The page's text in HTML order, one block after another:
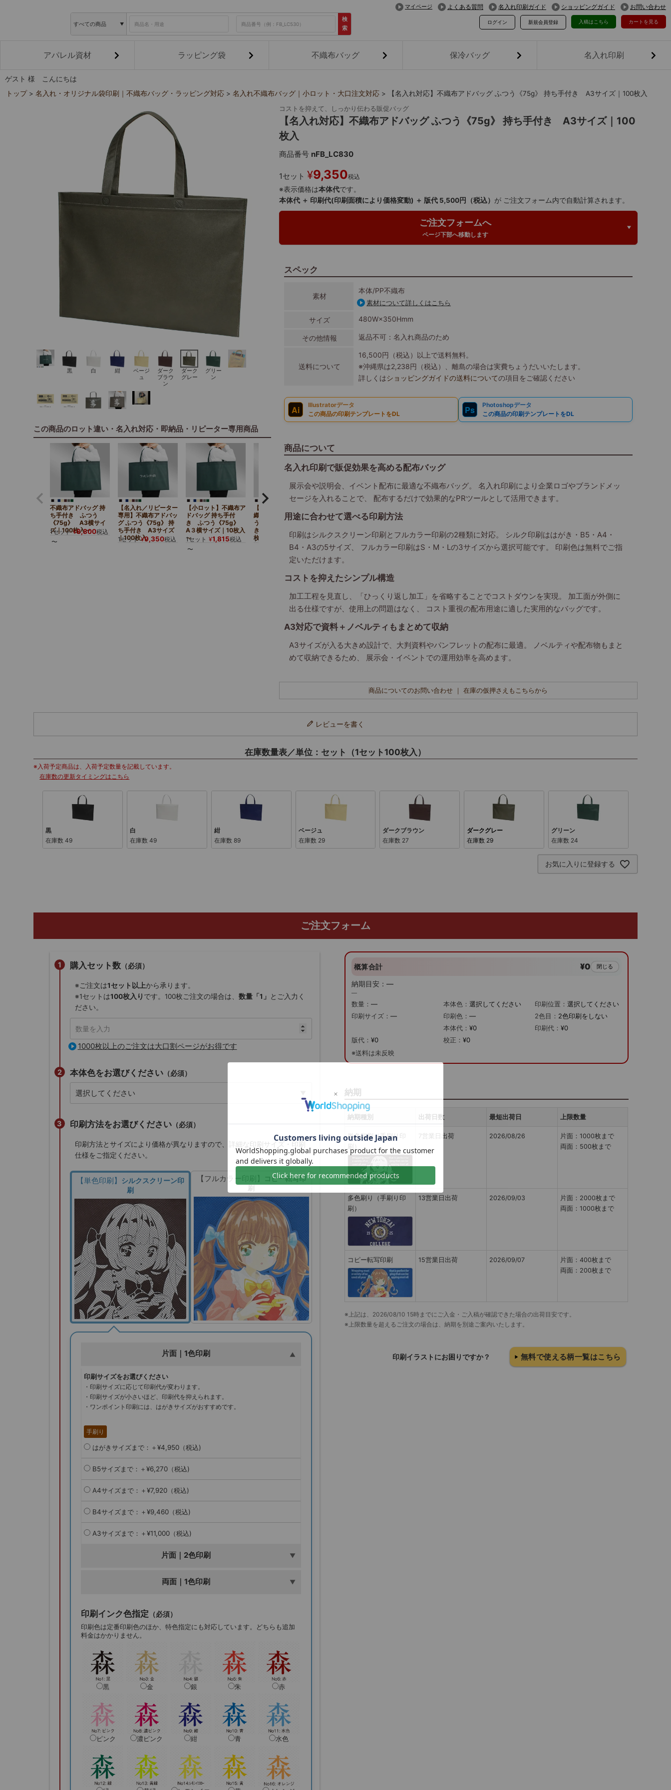
検
索
マイページ よくある質問 名入れ印刷ガイド ショッピングガイド お問い合わせ
カートを見る
入稿はこちら
ログイン 新規会員登録
アパレル資材 ラッピング袋 不織布バッグ 保冷バッグ 名入れ印刷
ゲスト 様 こんにちは
トップ 名入れ・オリジナル袋印刷｜不織布バッグ・ラッピング対応 名入れ不織布バッグ｜小ロット・大口注文対応 【名入れ対応】不織布アドバッグ ふつう《75g》 持ち手付き A3サイズ｜100枚入
黒 白 紺
ベージ
ュ
ダーク
ブラウ
ン
ダーク
グレー
グリー
ン
この商品のロット違い・名入れ対応・即納品・リピーター専用商品
不織布アドバッグ 持
ち手付き ふつう
《75g》 A3横サイ
ズ｜100枚入～
1セット ¥8,800税込
〜
【名入れ／リピーター
専用】不織布アドバッ
グ ふつう《75g》 持
ち手付き A3サイズ
｜100枚入
1セット ¥9,350税込
【小ロット】不織布ア
ドバッグ 持ち手付
き ふつう《75g》
A３横サイズ｜10枚入
～
1セット ¥1,815税込
〜
【名入れ大ロット】不
織布アドバッグ ふつ
う《75g》 持ち手付
き A3サイズ｜100
枚入
1セット 8,800税込
コストを抑えて、しっかり伝わる販促バッグ
【名入れ対応】不織布アドバッグ ふつう《75g》 持ち手付き A3サイズ｜100
枚入
商品番号 nFB_LC830
1セット ¥9,350税込
※表示価格は本体代です。
本体代 ＋ 印刷代(印刷面積により価格変動) ＋ 版代 5,500円（税込） が ご注文フォーム内で自動計算されます。
ご注文フォームへ
ページ下部へ移動します
スペック
素材
本体/PP不織布
素材について詳しくはこちら
サイズ 480W×350Hmm
その他情報 返品不可：名入れ商品のため
送料について
16,500円（税込）以上で送料無料。
※沖縄県は2,238円（税込）、離島の場合は実費ちょうだいいたします。
詳しくはショッピングガイドの送料についての項目をご確認ください
Ai
Illustratorデータ
この商品の印刷テンプレートをDL
Ps
Photoshopデータ
この商品の印刷テンプレートをDL
商品について
名入れ印刷で販促効果を高める配布バッグ
展示会や説明会、イベント配布に最適な不織布バッグ。 名入れ印刷により企業ロゴやブランドメッ
セージを入れることで、 配布するだけで効果的なPRツールとして活用できます。
用途に合わせて選べる印刷方法
印刷はシルクスクリーン印刷とフルカラー印刷の2種類に対応。 シルク印刷ははがき・B5・A4・
B4・A3の5サイズ、 フルカラー印刷はS・M・Lの3サイズから選択可能です。 印刷色は無料でご指
定いただけます。
コストを抑えたシンプル構造
加工工程を見直し、「ひっくり返し加工」を省略することでコストダウンを実現。 加工面が外側に
出る仕様ですが、使用上の問題はなく、 コスト重視の配布用途に適した実用的なバッグです。
A3対応で資料＋ノベルティもまとめて収納
A3サイズが入る大きめ設計で、大判資料やパンフレットの配布に最適。 ノベルティや配布物もまと
めて収納できるため、 展示会・イベントでの運用効率を高めます。
商品についてのお問い合わせ ｜ 在庫の仮押さえもこちらから
レビューを書く
在庫数量表／単位：セット（1セット100枚入）
※入荷予定商品は、入荷予定数量を記載しています。
在庫数の更新タイミングはこちら
黒
在庫数 49
白
在庫数 49
紺
在庫数 89
ベージュ
在庫数 29
ダークブラウン
在庫数 27
ダークグレー
在庫数 29
グリーン
在庫数 24
お気に入りに登録する
ご注文フォーム
購入セット数（必須）
※ご注文は1セット以上から承ります。
※1セットは100枚入り です。100枚ご注文の場合は、 数量「1」 とご入力く
ださい。
1000枚以上のご注文は大口割ページがお得です
本体色をお選びください（必須）
印刷方法をお選びください（必須）
印刷方法とサイズにより価格が異なりますので、詳細な印刷サイズ・印刷
仕様をご指定ください。
【単色印刷】
シルクスクリーン印
刷
【フルカラー印刷】
コピー転写印
刷
片面｜1色印刷
印刷サイズをお選びください
・印刷サイズに応じて印刷代が変わります。
・印刷サイズが小さいほど、印刷代を抑えられます。
・ワンポイント印刷には、はがきサイズがおすすめです。
手刷り
はがきサイズまで：＋¥4,950（税込)
B5サイズまで：＋¥6,270（税込)
A4サイズまで：＋¥7,920（税込)
B4サイズまで：＋¥9,460（税込)
A3サイズまで：＋¥11,000（税込)
片面｜2色印刷
両面｜1色印刷
印刷インク色指定 （必須）
印刷色は定番印刷色のほか、特色指定にも対応しています。どちらも追加
料金はかかりません。
黒 金 銀 朱 赤
ピンク 濃ピンク 紺 青 水色
概算合計 ¥0 閉じる
納期目安：—
—
数量：— 本体色： 選択してください 印刷位置：選択してください
印刷サイズ：— 印刷色： — 2色目： 2色印刷をしない
本体代： ¥0 印刷代：¥0
版代：¥0 校正： ¥0
※送料は未反映
納期
納期種別 出荷日数 最短出荷日 上限数量
単色印刷（手刷り印
刷）
7営業日出荷 2026/08/26
片面：1000枚まで
両面：500枚まで
多色刷り（手刷り印
刷）
13営業日出荷 2026/09/03
片面：2000枚まで
両面：1000枚まで
コピー転写印刷 15営業日出荷 2026/09/07
片面：400枚まで
両面：200枚まで
※上記は、2026/08/10 15時までにご入金・ご入稿が確認できた場合の出荷目安です。
※上限数量を超えるご注文の場合は、納期を別途ご案内いたします。
印刷イラストにお困りですか？ 無料で使える柄一覧はこちら